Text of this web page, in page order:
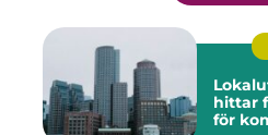
hittar
för